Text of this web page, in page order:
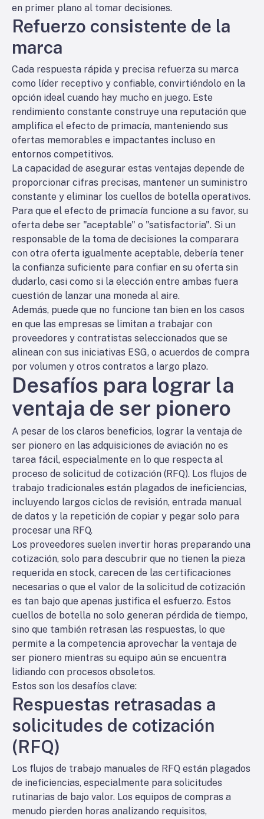
en primer plano al tomar decisiones.
Refuerzo consistente de la
marca
Cada respuesta rápida y precisa refuerza su marca
como líder receptivo y confiable, convirtiéndolo en la
opción ideal cuando hay mucho en juego. Este
rendimiento constante construye una reputación que
amplifica el efecto de primacía, manteniendo sus
ofertas memorables e impactantes incluso en
entornos competitivos.
La capacidad de asegurar estas ventajas depende de
proporcionar cifras precisas, mantener un suministro
constante y eliminar los cuellos de botella operativos.
Para que el efecto de primacía funcione a su favor, su
oferta debe ser "aceptable" o "satisfactoria". Si un
responsable de la toma de decisiones la comparara
con otra oferta igualmente aceptable, debería tener
la confianza suficiente para confiar en su oferta sin
dudarlo, casi como si la elección entre ambas fuera
cuestión de lanzar una moneda al aire.
Además, puede que no funcione tan bien en los casos
en que las empresas se limitan a trabajar con
proveedores y contratistas seleccionados que se
alinean con sus iniciativas ESG, o acuerdos de compra
por volumen y otros contratos a largo plazo.
Desafíos para lograr la
ventaja de ser pionero
A pesar de los claros beneficios, lograr la ventaja de
ser pionero en las adquisiciones de aviación no es
tarea fácil, especialmente en lo que respecta al
proceso de solicitud de cotización (RFQ). Los flujos de
trabajo tradicionales están plagados de ineficiencias,
incluyendo largos ciclos de revisión, entrada manual
de datos y la repetición de copiar y pegar solo para
procesar una RFQ.
Los proveedores suelen invertir horas preparando una
cotización, solo para descubrir que no tienen la pieza
requerida en stock, carecen de las certificaciones
necesarias o que el valor de la solicitud de cotización
es tan bajo que apenas justifica el esfuerzo. Estos
cuellos de botella no solo generan pérdida de tiempo,
sino que también retrasan las respuestas, lo que
permite a la competencia aprovechar la ventaja de
ser pionero mientras su equipo aún se encuentra
lidiando con procesos obsoletos.
Estos son los desafíos clave:
Respuestas retrasadas a
solicitudes de cotización
(RFQ)
Los flujos de trabajo manuales de RFQ están plagados
de ineficiencias, especialmente para solicitudes
rutinarias de bajo valor. Los equipos de compras a
menudo pierden horas analizando requisitos,